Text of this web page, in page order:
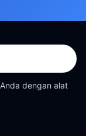
dengan alat